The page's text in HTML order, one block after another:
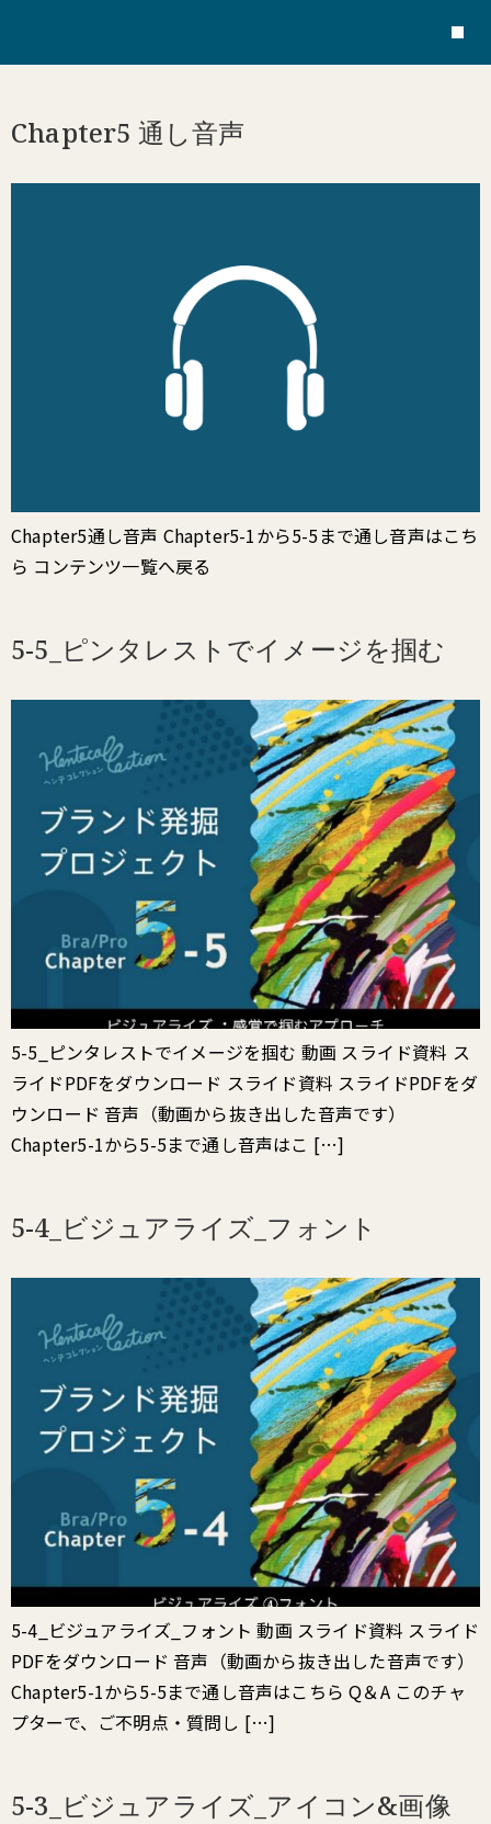
Chapter5 通し音声
Chapter5通し音声 Chapter5-1から5-5まで通し音声はこち
ら コンテンツ一覧へ戻る
5-5_ピンタレストでイメージを掴む
5-5_ピンタレストでイメージを掴む 動画 スライド資料 ス
ライドPDFをダウンロード スライド資料 スライドPDFをダ
ウンロード 音声（動画から抜き出した音声です）
Chapter5-1から5-5まで通し音声はこ […]
5-4_ビジュアライズ_フォント
5-4_ビジュアライズ_フォント 動画 スライド資料 スライド
PDFをダウンロード 音声（動画から抜き出した音声です）
Chapter5-1から5-5まで通し音声はこちら Q＆A このチャ
プターで、ご不明点・質問し […]
5-3_ビジュアライズ_アイコン&画像